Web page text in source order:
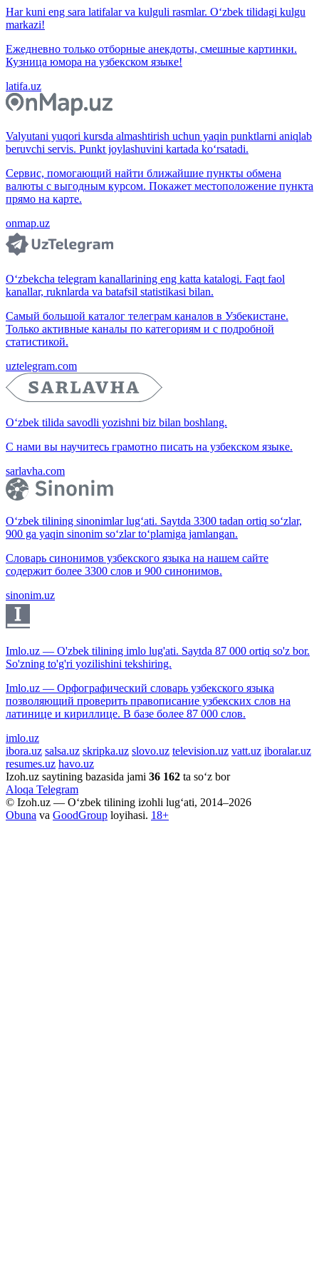
Har kuni eng sara latifalar va kulguli rasmlar. O‘zbek tilidagi kulgu
markazi!
Ежедневно только отборные анекдоты, смешные картинки.
Кузница юмора на узбекском языке!
latifa.uz
Valyutani yuqori kursda almashtirish uchun yaqin punktlarni aniqlab
beruvchi servis. Punkt joylashuvini kartada ko‘rsatadi.
Сервис, помогающий найти ближайшие пункты обмена
валюты с выгодным курсом. Покажет местоположение пункта
прямо на карте.
onmap.uz
O‘zbekcha telegram kanallarining eng katta katalogi. Faqt faol
kanallar, ruknlarda va batafsil statistikasi bilan.
Самый большой каталог телеграм каналов в Узбекистане.
Только активные каналы по категориям и с подробной
статистикой.
uztelegram.com
O‘zbek tilida savodli yozishni biz bilan boshlang.
С нами вы научитесь грамотно писать на узбекском языке.
sarlavha.com
O‘zbek tilining sinonimlar lug‘ati. Saytda 3300 tadan ortiq so‘zlar,
900 ga yaqin sinonim so‘zlar to‘plamiga jamlangan.
Словарь синонимов узбекского языка на нашем сайте
содержит более 3300 слов и 900 синонимов.
sinonim.uz
Imlo.uz — O'zbek tilining imlo lug'ati. Saytda 87 000 ortiq so'z bor.
So'zning to'g'ri yozilishini tekshiring.
Imlo.uz — Орфографический словарь узбекского языка
позволяющий проверить правописание узбекских слов на
латинице и кириллице. В базе более 87 000 слов.
imlo.uz
ibora.uz salsa.uz skripka.uz slovo.uz television.uz vatt.uz iboralar.uz
resumes.uz havo.uz
Izoh.uz saytining bazasida jami 36 162 ta so‘z bor
Aloqa Telegram
© Izoh.uz — O‘zbek tilining izohli lug‘ati, 2014–2026
Obuna va GoodGroup loyihasi. 18+